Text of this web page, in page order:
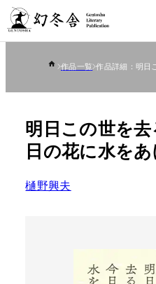
作品一覧 作品詳細：明日
明日この世を
日の花に水を
樋野興夫